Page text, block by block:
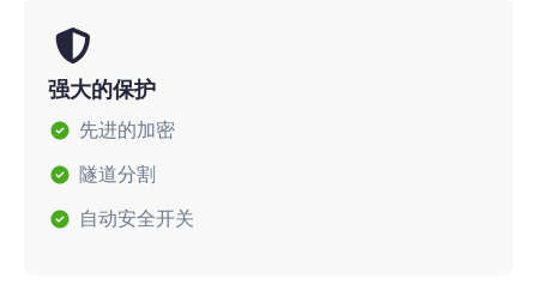
强大的保护
先进的加密
隧道分割
自动安全开关